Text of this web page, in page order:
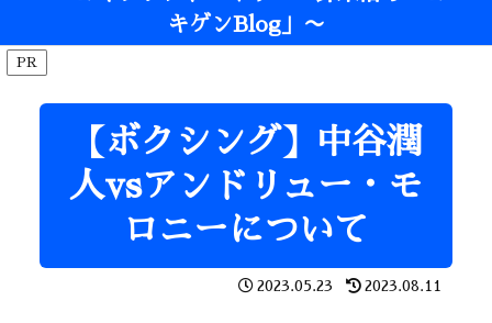
キゲンBlog」〜
PR
【ボクシング】中谷潤
人vsアンドリュー・モ
ロニーについて
2023.05.23 2023.08.11